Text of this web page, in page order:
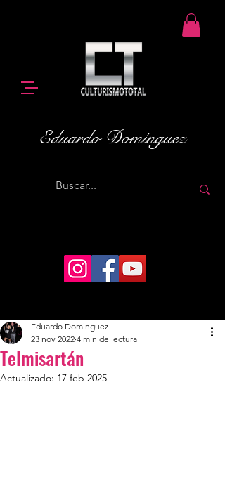
Eduardo Domínguez
Telmisartán
Eduardo Dominguez
23 nov 2022 4 min de lectura
Actualizado: 17 feb 2025